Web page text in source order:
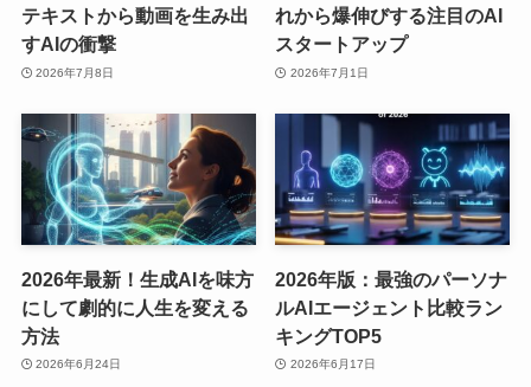
テキストから動画を生み出
すAIの衝撃
2026年7月8日
れから爆伸びする注目のAI
スタートアップ
2026年7月1日
2026年最新！生成AIを味方
にして劇的に人生を変える
方法
2026年6月24日
2026年版：最強のパーソナ
ルAIエージェント比較ラン
キングTOP5
2026年6月17日